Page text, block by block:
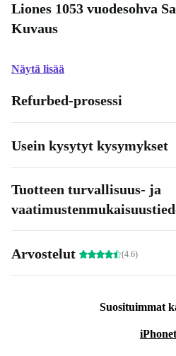
Liones 1053 vuodesohva
Kuvaus
Näytä lisää
Refurbed-prosessi
Usein kysytyt kysymykset
Tuotteen turvallisuus- ja
Arvostelut (4.6)
Suosituimmat
iPhonet